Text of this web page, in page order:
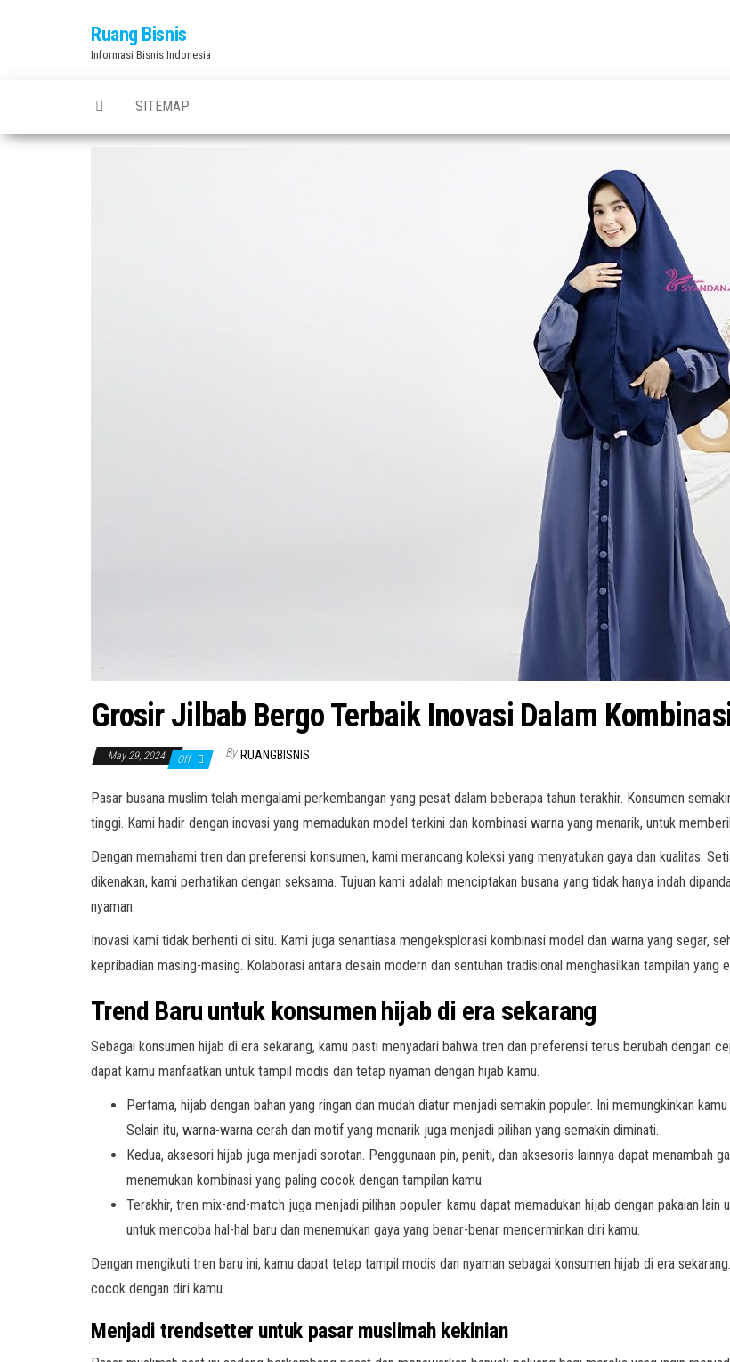
Ruang Bisnis
Informasi Bisnis Indonesia
SITEMAP
Grosir Jilbab Bergo Terbaik Inovasi Dalam
May 29, 2024 Off By RUANGBISNIS
Pasar busana muslim telah mengalami perkembangan yang pesat dalam beberapa tahun terakhir. Konsumen
tinggi. Kami hadir dengan inovasi yang memadukan model terkini dan kombinasi warna yang menarik, untuk
Dengan memahami tren dan preferensi konsumen, kami merancang koleksi yang menyatukan gaya dan kualitas.
dikenakan, kami perhatikan dengan seksama. Tujuan kami adalah menciptakan busana yang tidak hanya indah
nyaman.
Inovasi kami tidak berhenti di situ. Kami juga senantiasa mengeksplorasi kombinasi model dan warna yang segar,
kepribadian masing-masing. Kolaborasi antara desain modern dan sentuhan tradisional menghasilkan tampilan yang
Trend Baru untuk konsumen hijab di era sekarang
Sebagai konsumen hijab di era sekarang, kamu pasti menyadari bahwa tren dan preferensi terus berubah dengan
dapat kamu manfaatkan untuk tampil modis dan tetap nyaman dengan hijab kamu.
Pertama, hijab dengan bahan yang ringan dan mudah diatur menjadi semakin populer. Ini memungkinkan
Selain itu, warna-warna cerah dan motif yang menarik juga menjadi pilihan yang semakin diminati.
Kedua, aksesori hijab juga menjadi sorotan. Penggunaan pin, peniti, dan aksesoris lainnya dapat menambah
menemukan kombinasi yang paling cocok dengan tampilan kamu.
Terakhir, tren mix-and-match juga menjadi pilihan populer. kamu dapat memadukan hijab dengan pakaian
untuk mencoba hal-hal baru dan menemukan gaya yang benar-benar mencerminkan diri kamu.
Dengan mengikuti tren baru ini, kamu dapat tetap tampil modis dan nyaman sebagai konsumen hijab di era
cocok dengan diri kamu.
Menjadi trendsetter untuk pasar muslimah kekinian